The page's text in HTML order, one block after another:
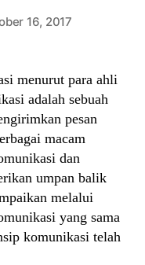
16, 2017
menurut para ahli
adalah sebuah
pesan
macam
dan
umpan balik
melalui
yang sama
komunikasi telah